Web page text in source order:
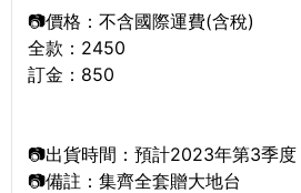
📷價格：不含國際運費(含稅)
全款：2450
訂金：850
📷出貨時間：預計2023年第3季度
📷備註：集齊全套贈大地台